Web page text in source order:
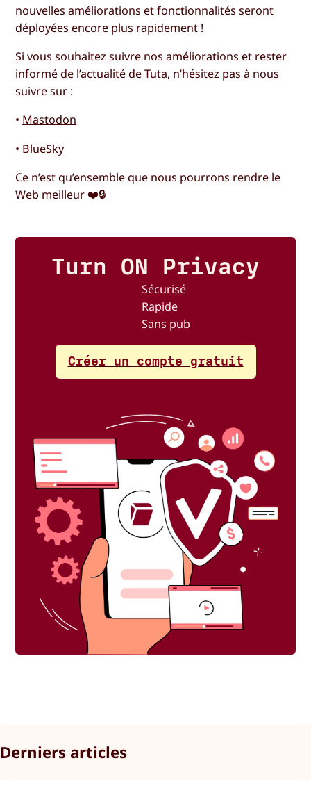
nouvelles améliorations et fonctionnalités seront
déployées encore plus rapidement !
Si vous souhaitez suivre nos améliorations et rester
informé de l’actualité de Tuta, n’hésitez pas à nous
suivre sur :
• Mastodon
• BlueSky
Ce n’est qu’ensemble que nous pourrons rendre le
Web meilleur ❤️🔒
Turn ON Privacy
Sécurisé
Rapide
Sans pub
Créer un compte gratuit
Derniers articles